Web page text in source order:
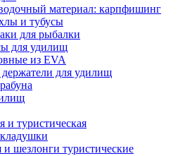
материал: карпфишинг
и тубусы
для рыбалки
для удилищ
из EVA
для удилищ
и туристическая
и шезлонги туристические